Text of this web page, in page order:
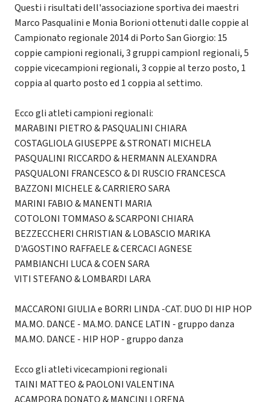
Questi i risultati dell'associazione sportiva dei maestri
Marco Pasqualini e Monia Borioni ottenuti dalle coppie al
Campionato regionale 2014 di Porto San Giorgio: 15
coppie campioni regionali, 3 gruppi campionI regionali, 5
coppie vicecampioni regionali, 3 coppie al terzo posto, 1
coppia al quarto posto ed 1 coppia al settimo.
Ecco gli atleti campioni regionali:
MARABINI PIETRO & PASQUALINI CHIARA
COSTAGLIOLA GIUSEPPE & STRONATI MICHELA
PASQUALINI RICCARDO & HERMANN ALEXANDRA
PASQUALONI FRANCESCO & DI RUSCIO FRANCESCA
BAZZONI MICHELE & CARRIERO SARA
MARINI FABIO & MANENTI MARIA
COTOLONI TOMMASO & SCARPONI CHIARA
BEZZECCHERI CHRISTIAN & LOBASCIO MARIKA
D'AGOSTINO RAFFAELE & CERCACI AGNESE
PAMBIANCHI LUCA & COEN SARA
VITI STEFANO & LOMBARDI LARA
MACCARONI GIULIA e BORRI LINDA -CAT. DUO DI HIP HOP
MA.MO. DANCE - MA.MO. DANCE LATIN - gruppo danza
MA.MO. DANCE - HIP HOP - gruppo danza
Ecco gli atleti vicecampioni regionali
TAINI MATTEO & PAOLONI VALENTINA
ACAMPORA DONATO & MANCINI LORENA